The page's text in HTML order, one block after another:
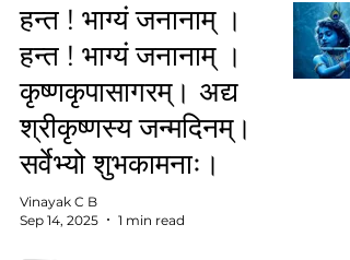
हन्त ! भाग्यं जनानाम् ।
हन्त ! भाग्यं जनानाम् ।
कृष्णकृपासागरम्। अद्य
श्रीकृष्णस्य जन्मदिनम्।
सर्वेभ्यो शुभकामनाः।
Vinayak C B
Sep 14, 2025
1 min read